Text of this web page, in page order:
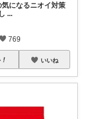
気になるニオイ対策
...
769
いいね